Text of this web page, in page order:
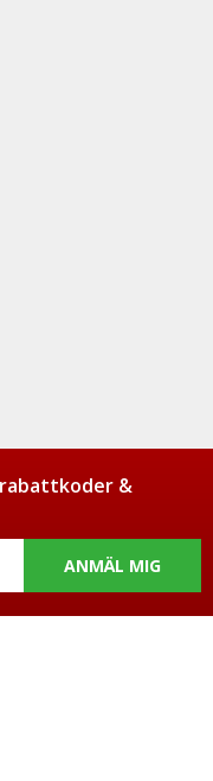
&
ANMÄL MIG